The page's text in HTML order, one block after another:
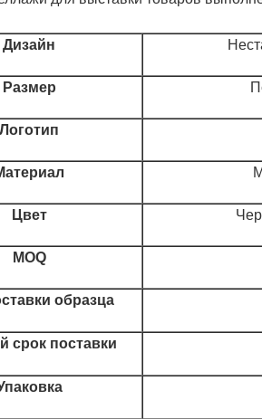
Дизайн
Размер
Логотип
Цвет
MOQ
образца
срок поставки